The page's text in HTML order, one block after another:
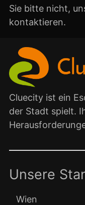
Sie bitte nicht,
kontaktieren.
Cluecity ist ein
der Stadt spielt.
Unsere
Wien